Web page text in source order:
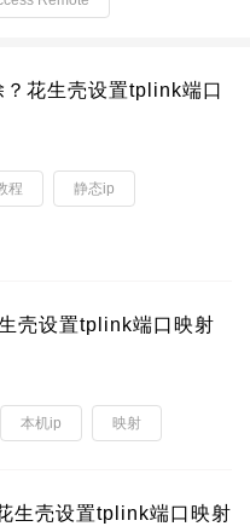
花生壳设置tplink端口
程 静态ip
壳设置tplink端口映射
本机ip 映射
生壳设置tplink端口映射